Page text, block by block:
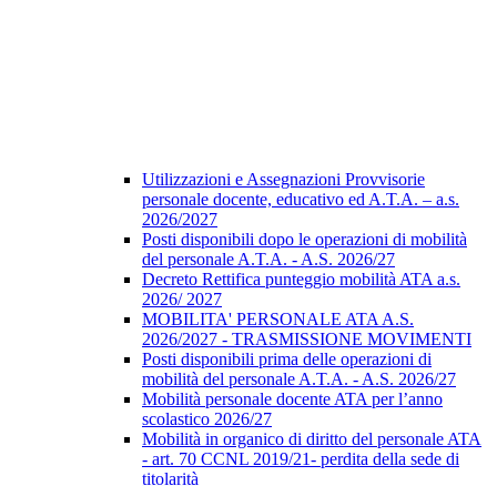
Utilizzazioni e Assegnazioni Provvisorie
personale docente, educativo ed A.T.A. – a.s.
2026/2027
Posti disponibili dopo le operazioni di mobilità
del personale A.T.A. - A.S. 2026/27
Decreto Rettifica punteggio mobilità ATA a.s.
2026/ 2027
MOBILITA' PERSONALE ATA A.S.
2026/2027 - TRASMISSIONE MOVIMENTI
Posti disponibili prima delle operazioni di
mobilità del personale A.T.A. - A.S. 2026/27
Mobilità personale docente ATA per l’anno
scolastico 2026/27
Mobilità in organico di diritto del personale ATA
- art. 70 CCNL 2019/21- perdita della sede di
titolarità